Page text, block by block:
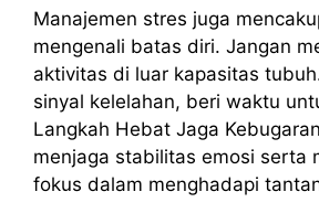
Manajemen stres juga
mengenali batas diri. Jangan
aktivitas di luar kapasitas
sinyal kelelahan, beri waktu
Langkah Hebat Jaga
menjaga stabilitas emosi serta
fokus dalam menghadapi